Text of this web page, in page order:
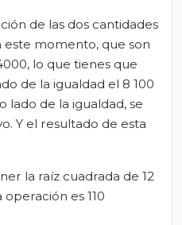
de las dos cantidades
este momento, que son
lo que tienes que
de la igualdad el 8 100
lado de la igualdad, se
Y el resultado de esta
la raíz cuadrada de 12
es 110